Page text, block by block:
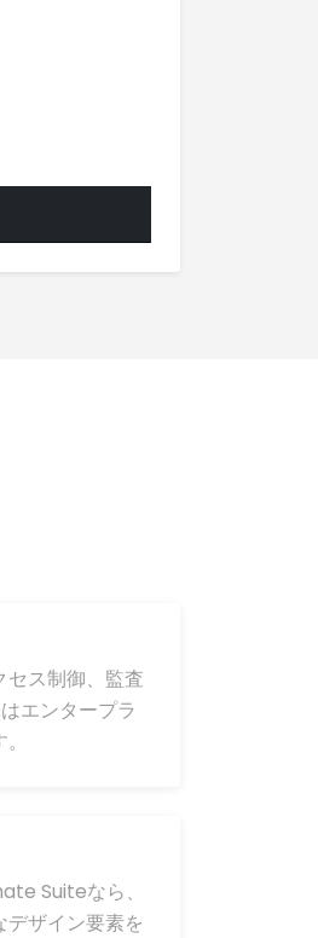
ス制御、監査
エンタープラ
Suiteなら、
ザイン要素を